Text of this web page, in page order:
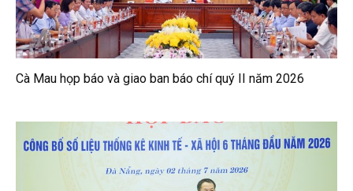
Cà Mau họp báo và giao ban báo chí quý II năm 2026